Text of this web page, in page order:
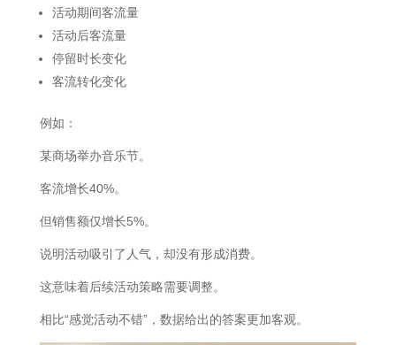
活动期间客流量
活动后客流量
停留时长变化
客流转化变化
例如：
某商场举办音乐节。
客流增长40%。
但销售额仅增长5%。
说明活动吸引了人气，却没有形成消费。
这意味着后续活动策略需要调整。
相比“感觉活动不错”，数据给出的答案更加客观。